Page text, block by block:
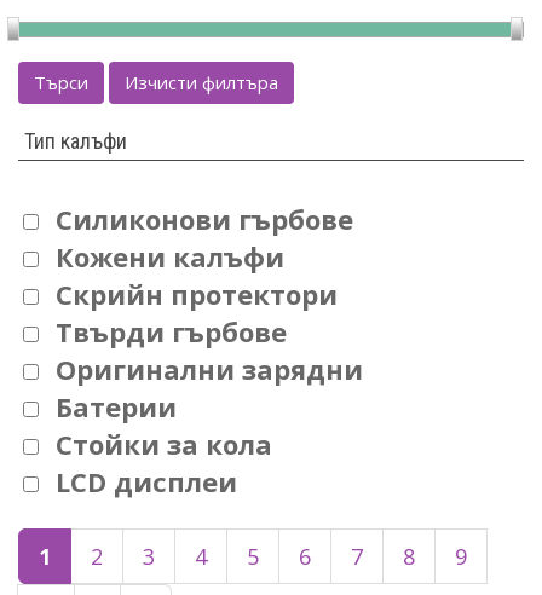
Търси Изчисти филтъра
Тип калъфи
Силиконови гърбове
Кожени калъфи
Скрийн протектори
Твърди гърбове
Оригинални зарядни
Батерии
Стойки за кола
LCD дисплеи
1 2 3 4 5 6 7 8
9